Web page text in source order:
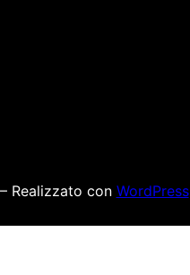
Realizzato con WordPress